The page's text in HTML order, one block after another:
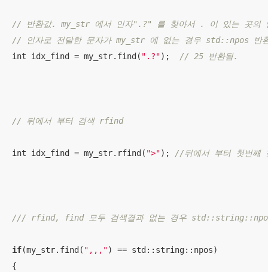
// 반환값. my_str 에서 인자".?" 를 찾아서 . 이 있는 곳의
// 인자로 전달한 문자가 my_str 에 없는 경우 std::npos
int idx_find = my_str.find( ".?"); // 25 반환됨.
// 뒤에서 부터 검색 rfind
int idx_find = my_str.rfind( ">"); //뒤에서 부터 첫번
/// rfind, find 모두 검색결과 없는 경우
if(my_str.find( ",,,") == std::string::npos)
{